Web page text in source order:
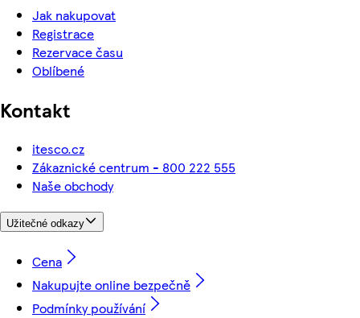
Jak nakupovat
Registrace
Rezervace času
Oblíbené
Kontakt
itesco.cz
Zákaznické centrum - 800 222 555
Naše obchody
Užitečné odkazy
Cena
Nakupujte online bezpečně
Podmínky používání